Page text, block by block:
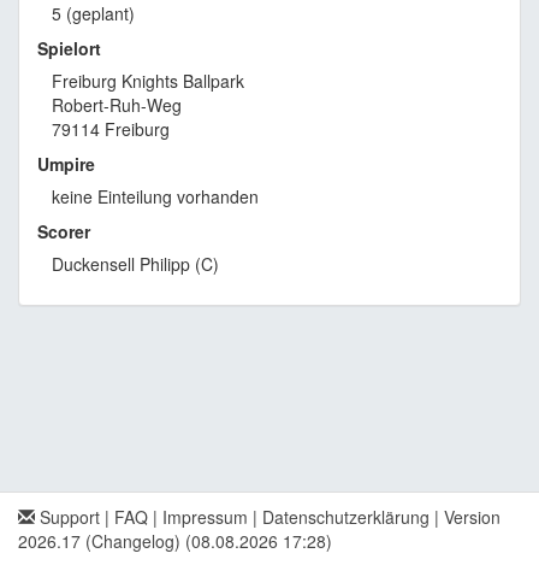
5 (geplant)
Spielort
Freiburg Knights Ballpark
Robert-Ruh-Weg
79114 Freiburg
Umpire
keine Einteilung vorhanden
Scorer
Duckensell Philipp (C)
Support | FAQ | Impressum | Datenschutzerklärung | Version
2026.17 (Changelog) (08.08.2026 17:28)